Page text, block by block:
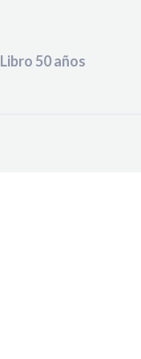
Libro 50 años